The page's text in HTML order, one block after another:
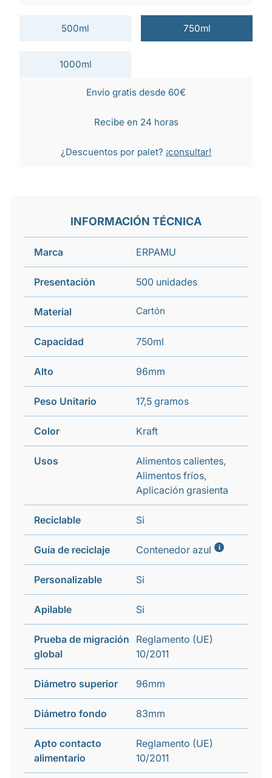
500ml 750ml
1000ml
Envío gratis desde 60€
Recibe en 24 horas
¿Descuentos por palet? ¡consultar!
INFORMACIÓN TÉCNICA
Marca ERPAMU
Presentación 500 unidades
Material Cartón
Capacidad 750ml
Alto 96mm
Peso Unitario 17,5 gramos
Color Kraft
Usos
Alimentos calientes,
Alimentos fríos,
Aplicación grasienta
Reciclable Si
Guía de reciclaje Contenedor azul i
Personalizable Si
Apilable Si
Prueba de migración
global
Reglamento (UE)
10/2011
Diámetro superior 96mm
Diámetro fondo 83mm
Apto contacto
alimentario
Reglamento (UE)
10/2011